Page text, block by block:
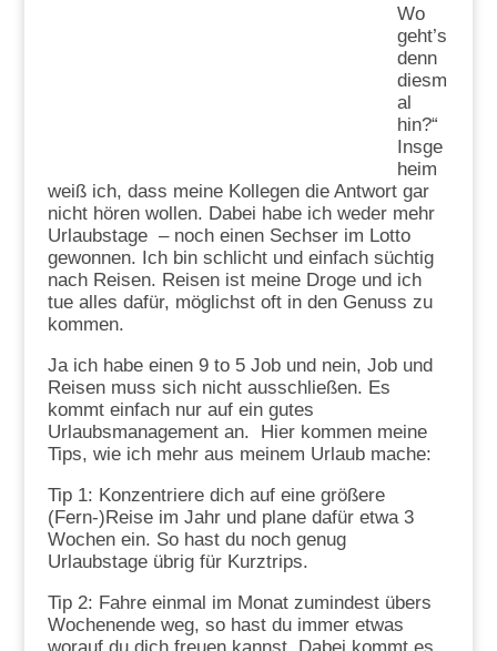
Wo
geht’s
denn
diesm
al
hin?“
Insge
heim
weiß ich, dass meine Kollegen die Antwort gar
nicht hören wollen. Dabei habe ich weder mehr
Urlaubstage – noch einen Sechser im Lotto
gewonnen. Ich bin schlicht und einfach süchtig
nach Reisen. Reisen ist meine Droge und ich
tue alles dafür, möglichst oft in den Genuss zu
kommen.
Ja ich habe einen 9 to 5 Job und nein, Job und
Reisen muss sich nicht ausschließen. Es
kommt einfach nur auf ein gutes
Urlaubsmanagement an. Hier kommen meine
Tips, wie ich mehr aus meinem Urlaub mache:
Tip 1: Konzentriere dich auf eine größere
(Fern-)Reise im Jahr und plane dafür etwa 3
Wochen ein. So hast du noch genug
Urlaubstage übrig für Kurztrips.
Tip 2: Fahre einmal im Monat zumindest übers
Wochenende weg, so hast du immer etwas